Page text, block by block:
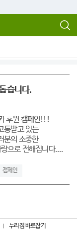
습니다.
후원 캠페인!!!
통받고 있는
분의 소중한
으로 전해집니다....
캠페인
누리집 바로잡기